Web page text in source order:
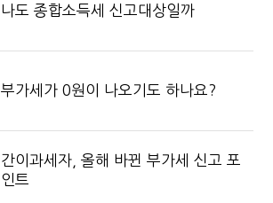
나도 종합소득세 신고대상일까
부가세가 0원이 나오기도 하나요?
간이과세자, 올해 바뀐 부가세 신고 포
인트